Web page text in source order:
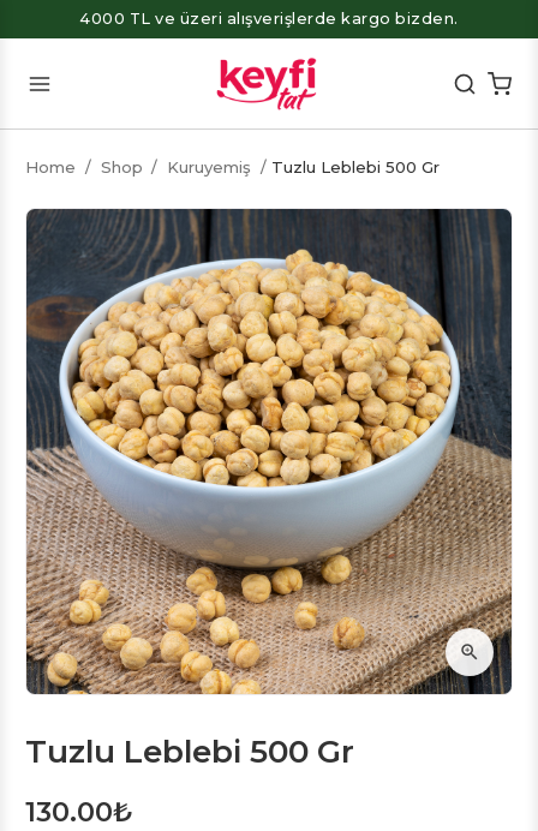
4000 TL ve üzeri alışverişlerde kargo bizden.
Home / Shop / Kuruyemiş / Tuzlu Leblebi 500 Gr
Tuzlu Leblebi 500 Gr
130.00₺